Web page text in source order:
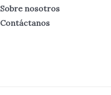
Sobre nosotros
Contáctanos